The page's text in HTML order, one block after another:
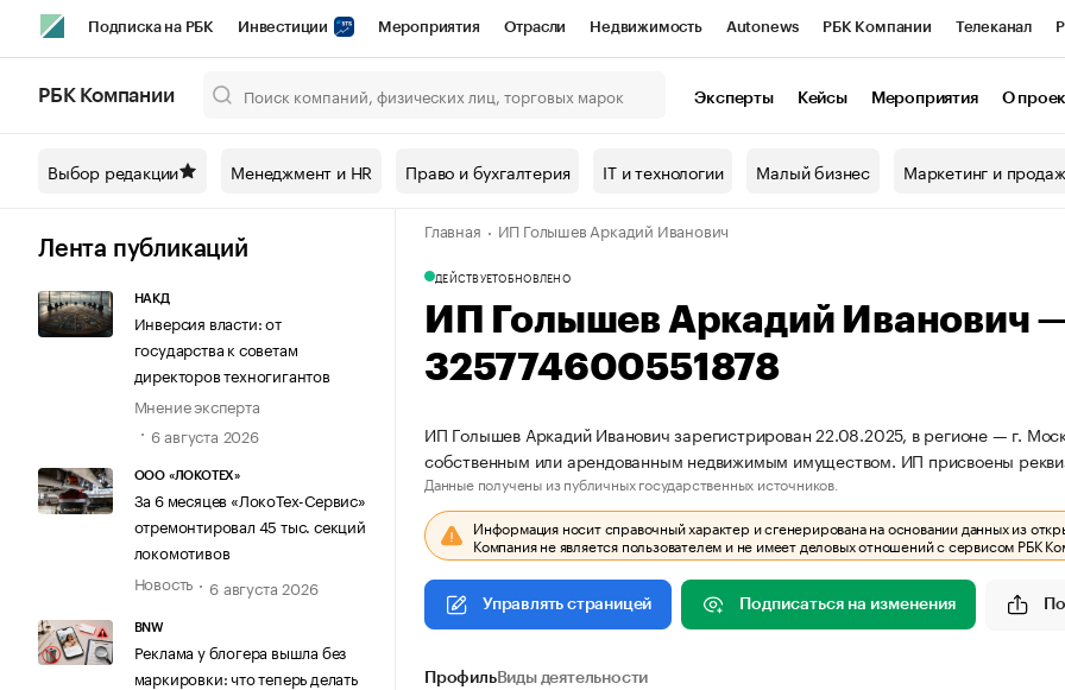
Подписка на РБК Инвестиции Мероприятия Отрасли Недвижимость Autonews РБК Компании Телеканал
Спецпроекты СПб Конференции СПб Спецпроекты Проверка контрагентов
Технологии и медиа Рынок наличной валюты
РБК Компании Эксперты Кейсы Мероприятия О
Выбор редакции Менеджмент и HR Право и бухгалтерия IT и технологии Малый бизнес Маркетинг и
Лента публикаций
НАКД
Инверсия власти: от
государства к советам
директоров техногигантов
Мнение эксперта
6 августа 2026
ООО «ЛОКОТЕХ»
За 6 месяцев «ЛокоТех-Сервис»
отремонтировал 45 тыс. секций
локомотивов
Новость
6 августа 2026
BNW
Реклама у блогера вышла без
маркировки: что теперь делать
Главная ИП Голышев Аркадий Иванович
ДЕЙСТВУЕТОБНОВЛЕНО
ИП Голышев Аркадий Иванович
325774600551878
ИП Голышев Аркадий Иванович зарегистрирован 22.08.2025, в регионе — г.
собственным или арендованным недвижимым имуществом. ИП присвоены
Данные получены из публичных государственных источников.
Информация носит справочный характер и сгенерирована на основании данных из
Компания не является пользователем и не имеет деловых отношений с сервисом РБК
Управлять страницей Подписаться на изменения
ПрофильВиды деятельности